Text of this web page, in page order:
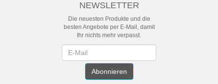
NEWSLETTER
Die neuesten Produkte und die
besten Angebote per E-Mail, damit
Ihr nichts mehr verpasst.
Abonnieren